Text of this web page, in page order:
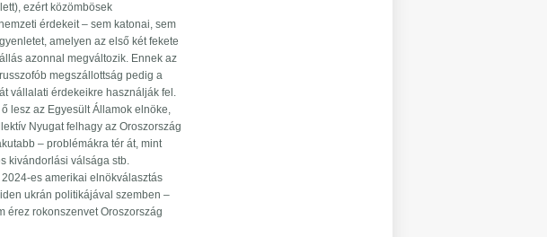
ezért közömbösek
érdekeit – sem katonai, sem
amelyen az első két fekete
azonnal megváltozik. Ennek az
megszállottság pedig a
vállalati érdekeikre használják fel.
lesz az Egyesült Államok elnöke,
Nyugat felhagy az Oroszország
– problémákra tér át, mint
kivándorlási válsága stb.
es amerikai elnökválasztás
ukrán politikájával szemben –
érez rokonszenvet Oroszország